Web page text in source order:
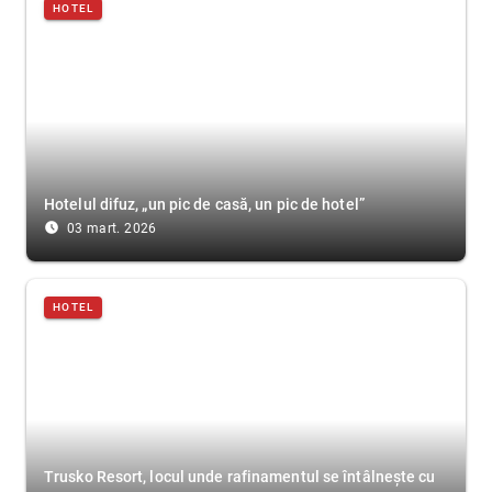
HOTEL
Hotelul difuz, „un pic de casă, un pic de hotel”
access_time_filled 03 mart. 2026
HOTEL
Trusko Resort, locul unde rafinamentul se întâlnește cu